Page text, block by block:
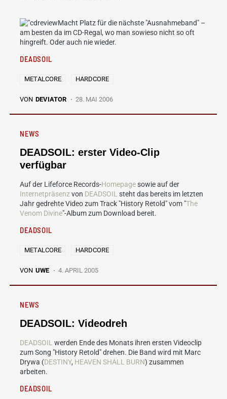
Macht Platz für die nächste "Ausnahmeband" –
am besten da im CD-Regal, wo man sowieso nicht so oft
hingreift. Oder auch nie wieder.
DEADSOIL
METALCORE HARDCORE
VON DEVIATOR 28. MAI 2006
NEWS
DEADSOIL: erster Video-Clip
verfügbar
Auf der Lifeforce Records-Homepagesowie auf der
Internetpräsenzvon DEADSOIL steht das bereits im letzten
Jahr gedrehte Video zum Track "History Retold" vom "The
Venom Divine"-Album zum Download bereit.
DEADSOIL
METALCORE HARDCORE
VON UWE 4. APRIL 2005
NEWS
DEADSOIL: Videodreh
DEADSOIL werden Ende des Monats ihren ersten Videoclip
zum Song "History Retold" drehen. Die Band wird mit Marc
Drywa (DESTINY, HEAVEN SHALL BURN) zusammen
arbeiten.
DEADSOIL